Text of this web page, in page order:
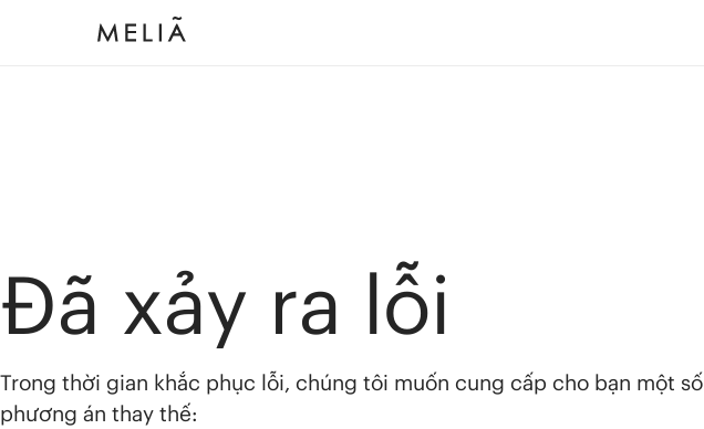
Đã xảy ra lỗi
Trong thời gian khắc phục lỗi, chúng tôi muốn cung cấp cho bạn một số
phương án thay thế: